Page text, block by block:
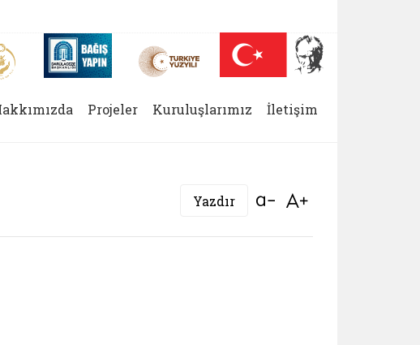
Merkezi (yeni sekmede açılır)
Aile ve Nüfus On Yılı (yeni sekmede açılır)Darülaceze bağış sayfası (yeni sekmede açılır)
Projeler Kuruluşlarımız İletişim
Yazdır Bağlantıyı aç